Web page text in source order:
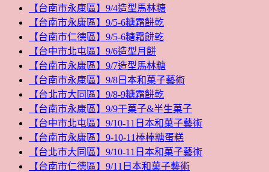
【台南市永康區】9/4造型馬林糖
【台南市永康區】9/5-6糖霜餅乾
【台南市仁德區】9/5-6糖霜餅乾
【台中市北屯區】9/6造型月餅
【台南市永康區】9/7造型馬林糖
【台南市永康區】9/8日本和菓子藝術
【台北市大同區】9/8-9糖霜餅乾
【台南市永康區】9/9干菓子&半生菓子
【台中市北屯區】9/10-11日本和菓子藝術
【台南市永康區】9-10-11棒棒糖蛋糕
【台北市大同區】9/10-11日本和菓子藝術
【台南市仁德區】9/11日本和菓子藝術